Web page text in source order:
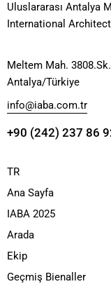
Uluslararası Antalya
International
Meltem Mah.
Antalya/Türkiye
info@iaba.com.tr
+90 (242) 237 86
TR
Ana Sayfa
IABA 2025
Arada
Ekip
Geçmiş Bienaller